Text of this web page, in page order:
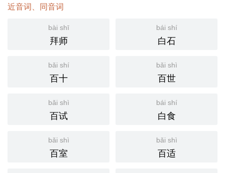
近音词、同音词
bài shī
拜师
bái shí
白石
bǎi shí
百十
bǎi shì
百世
bǎi shì
百试
bái shí
白食
bǎi shì
百室
bǎi shì
百适